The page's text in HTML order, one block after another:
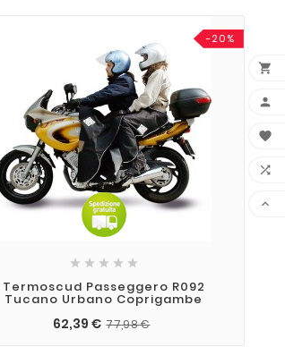
-20%
    
Termoscud Passeggero R092
Tucano Urbano Coprigambe
62,39 € 77,98 €




